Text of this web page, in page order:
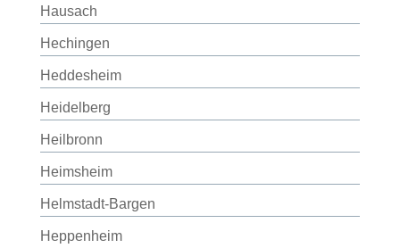
Hausach
Hechingen
Heddesheim
Heidelberg
Heilbronn
Heimsheim
Helmstadt-Bargen
Heppenheim